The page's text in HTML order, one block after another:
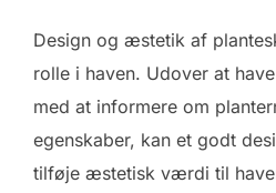
Design og æstetik af
rolle i haven. Udover at
med at informere om
egenskaber, kan et godt
tilføje æstetisk værdi til